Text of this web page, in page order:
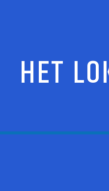
HET